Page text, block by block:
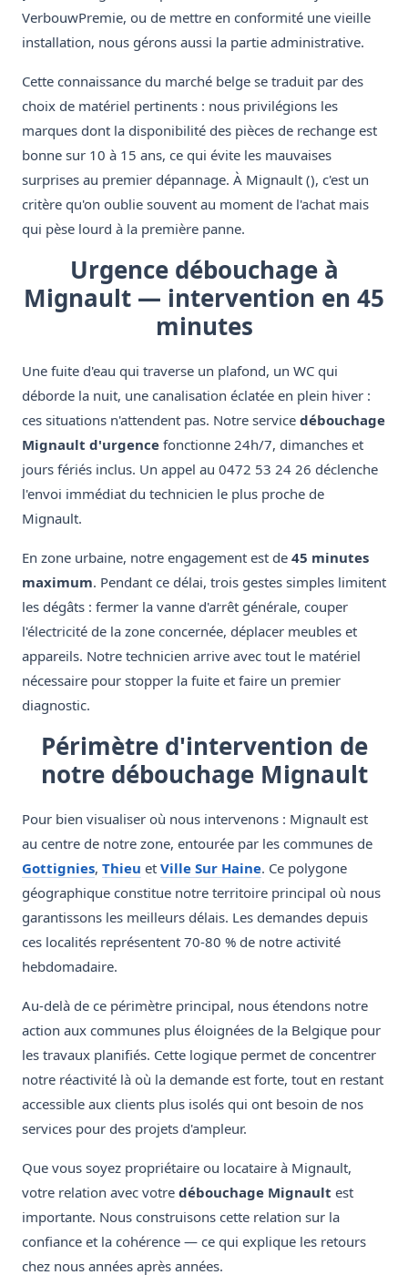
VerbouwPremie, ou de mettre en conformité une vieille
installation, nous gérons aussi la partie administrative.
Cette connaissance du marché belge se traduit par des
choix de matériel pertinents : nous privilégions les
marques dont la disponibilité des pièces de rechange est
bonne sur 10 à 15 ans, ce qui évite les mauvaises
surprises au premier dépannage. À Mignault (), c'est un
critère qu'on oublie souvent au moment de l'achat mais
qui pèse lourd à la première panne.
Urgence débouchage à
Mignault — intervention en 45
minutes
Une fuite d'eau qui traverse un plafond, un WC qui
déborde la nuit, une canalisation éclatée en plein hiver :
ces situations n'attendent pas. Notre service débouchage
Mignault d'urgence fonctionne 24h/7, dimanches et
jours fériés inclus. Un appel au 0472 53 24 26 déclenche
l'envoi immédiat du technicien le plus proche de
Mignault.
En zone urbaine, notre engagement est de 45 minutes
maximum. Pendant ce délai, trois gestes simples limitent
les dégâts : fermer la vanne d'arrêt générale, couper
l'électricité de la zone concernée, déplacer meubles et
appareils. Notre technicien arrive avec tout le matériel
nécessaire pour stopper la fuite et faire un premier
diagnostic.
Périmètre d'intervention de
notre débouchage Mignault
Pour bien visualiser où nous intervenons : Mignault est
au centre de notre zone, entourée par les communes de
Gottignies, Thieu et Ville Sur Haine. Ce polygone
géographique constitue notre territoire principal où nous
garantissons les meilleurs délais. Les demandes depuis
ces localités représentent 70-80 % de notre activité
hebdomadaire.
Au-delà de ce périmètre principal, nous étendons notre
action aux communes plus éloignées de la Belgique pour
les travaux planifiés. Cette logique permet de concentrer
notre réactivité là où la demande est forte, tout en restant
accessible aux clients plus isolés qui ont besoin de nos
services pour des projets d'ampleur.
Que vous soyez propriétaire ou locataire à Mignault,
votre relation avec votre débouchage Mignault est
importante. Nous construisons cette relation sur la
confiance et la cohérence — ce qui explique les retours
chez nous années après années.